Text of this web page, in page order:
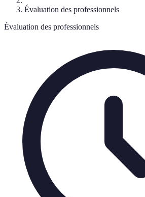
Évaluation des professionnels
Évaluation des professionnels